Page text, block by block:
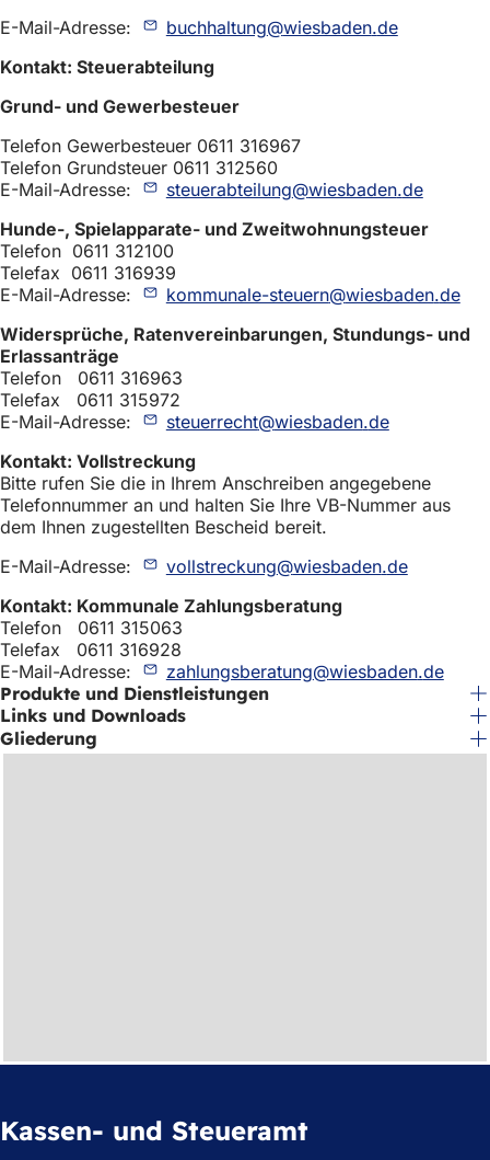
E-Mail-Adresse:
buchhaltung wiesbaden de
Kontakt: Steuerabteilung
Grund- und Gewerbesteuer
Telefon Gewerbesteuer 0611 316967
Telefon Grundsteuer 0611 312560
E-Mail-Adresse:
steuerabteilung wiesbaden de
Hunde-, Spielapparate- und Zweitwohnungsteuer
Telefon 0611 312100
Telefax 0611 316939
E-Mail-Adresse:
kommunale-steuern wiesbaden de
Widersprüche, Ratenvereinbarungen, Stundungs- und
Erlassanträge
Telefon 0611 316963
Telefax 0611 315972
E-Mail-Adresse:
steuerrecht wiesbaden de
Kontakt: Vollstreckung
Bitte rufen Sie die in Ihrem Anschreiben angegebene
Telefonnummer an und halten Sie Ihre VB-Nummer aus
dem Ihnen zugestellten Bescheid bereit.
E-Mail-Adresse:
vollstreckung wiesbaden de
Kontakt: Kommunale Zahlungsberatung
Telefon 0611 315063
Telefax 0611 316928
E-Mail-Adresse:
zahlungsberatung wiesbaden de
Produkte und Dienstleistungen
Links und Downloads
Gliederung
Kassen- und Steueramt